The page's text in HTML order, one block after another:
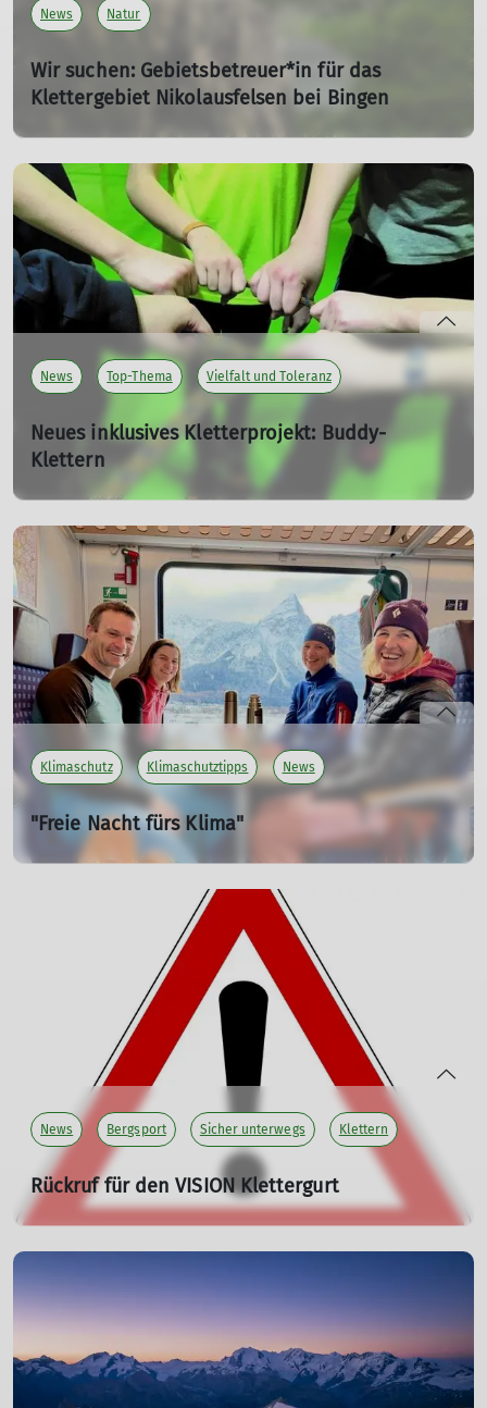
News Natur
Wir suchen: Gebietsbetreuer*in für das
Klettergebiet Nikolausfelsen bei Bingen
Ehrenamt im Alpenverein - Unser Herz und unsere Seele!
mehr erfahren
News Top-Thema Vielfalt und Toleranz
Neues inklusives Kletterprojekt: Buddy-
Klettern
07.05.2026
Das Forschungsinstitut für Inklusion durch Bewegung
und Sport (FIBS) der Deutschen Sporthochschule Köln
hat ein tolles inklusives Freizeitangebot gestartet:
Buddy-Klettern!
mehr erfahren
Klimaschutz Klimaschutztipps News
"Freie Nacht fürs Klima"
Für mehr Klimaschutz und weniger CO2-Emissionen
Mit der Bahn entspannt und klimafreundlich anreisen
und dafür eine freie Übernachtung im Matratzenlager
auf der Kaunergrathütte erhalten. Unsere Aktion "
Nacht fürs Klima" macht's möglich. Wir fürs Klima!
mehr erfahren
News Bergsport Sicher unterwegs Klettern
Rückruf für den VISION Klettergurt
07.03.2025
Besitzer sollten dieVerwendung des Klettergurts sofort